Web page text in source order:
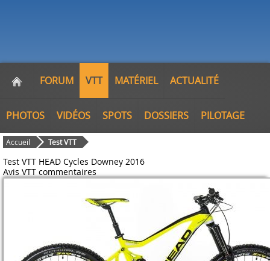
FORUM VTT MATÉRIEL ACTUALITÉ
PHOTOS VIDÉOS SPOTS DOSSIERS PILOTAGE
Accueil Test VTT
Test VTT HEAD Cycles Downey 2016
Avis VTT commentaires